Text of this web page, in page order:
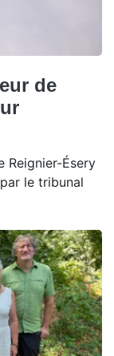
de
Reignier-Ésery
le tribunal